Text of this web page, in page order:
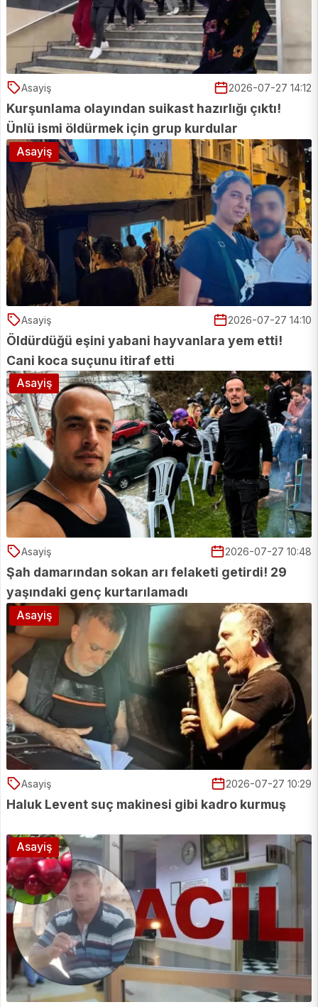
Asayiş 2026-07-27 14:12
Kurşunlama olayından suikast hazırlığı çıktı!
Ünlü ismi öldürmek için grup kurdular
Asayiş 2026-07-27 14:10
Öldürdüğü eşini yabani hayvanlara yem etti!
Cani koca suçunu itiraf etti
Asayiş
Asayiş 2026-07-27 10:48
Şah damarından sokan arı felaketi getirdi! 29
yaşındaki genç kurtarılamadı
Asayiş
Asayiş 2026-07-27 10:29
Haluk Levent suç makinesi gibi kadro kurmuş
Asayiş
Asayiş